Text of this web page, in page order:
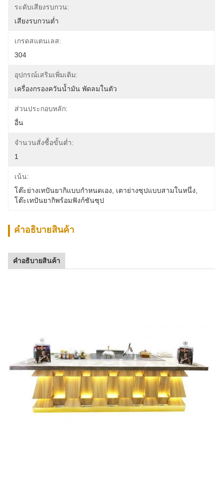
ระดับเสียงรบกวน:
เสียงรบกวนต่ำ
เกรดสแตนเลส:
304
อุปกรณ์เสริมเพิ่มเติม:
เครื่องกรองควันน้ำมัน พัดลมในตัว
ส่วนประกอบหลัก:
อื่น
จำนวนสั่งซื้อขั้นต่ำ:
1
เน้น:
โต๊ะย่างเทปันยากิแบบกำหนดเอง
เตาย่างซุปแบบสามในหนึ่ง
โต๊ะเทปันยากิพร้อมฟังก์ชันซุป
คําอธิบายสินค้า
คําอธิบายสินค้า